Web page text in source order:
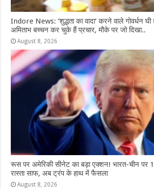
Indore News: ‘शुद्धता का वादा’ करने वाले गोवर्धन
अमिताभ बच्चन कर चुके हैं प्रचार, मौके पर जो दिखा..
August 8, 2026
रूस पर अमेरिकी सीनेट का बड़ा एक्शन! भारत-चीन पर
रास्ता साफ, अब ट्रंप के हाथ में फैसला
August 8, 2026